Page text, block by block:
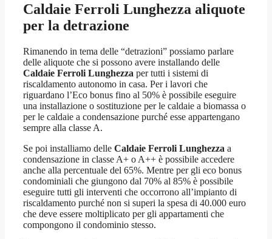
Caldaie Ferroli Lunghezza aliquote
per la detrazione
Rimanendo in tema delle “detrazioni” possiamo parlare
delle aliquote che si possono avere installando delle
Caldaie Ferroli Lunghezza per tutti i sistemi di
riscaldamento autonomo in casa. Per i lavori che
riguardano l’Eco bonus fino al 50% è possibile eseguire
una installazione o sostituzione per le caldaie a biomassa o
per le caldaie a condensazione purché esse appartengano
sempre alla classe A.
Se poi installiamo delle Caldaie Ferroli Lunghezza a
condensazione in classe A+ o A++ è possibile accedere
anche alla percentuale del 65%. Mentre per gli eco bonus
condominiali che giungono dal 70% al 85% è possibile
eseguire tutti gli interventi che occorrono all’impianto di
riscaldamento purché non si superi la spesa di 40.000 euro
che deve essere moltiplicato per gli appartamenti che
compongono il condominio stesso.